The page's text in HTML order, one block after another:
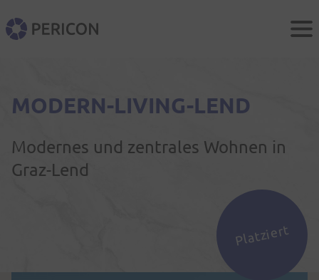
MODERN-LIVING-LEND
Modernes und zentrales Wohnen in
Graz-Lend
Platziert